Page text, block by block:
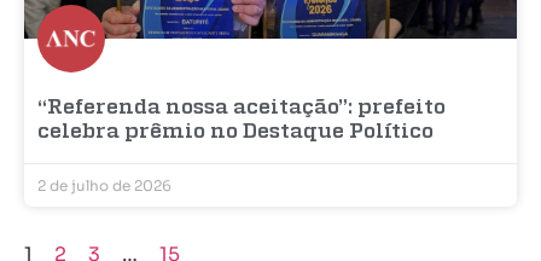
“Referenda nossa aceitação”: prefeito
celebra prêmio no Destaque Político
2 de julho de 2026
1 2 3 … 15